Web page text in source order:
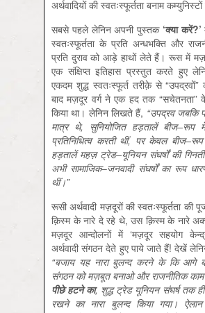
अर्थवादियों की स्वतःस्फूर्तता बनाम
सबसे पहले लेनिन अपनी पुस्तक ‘क्या करें?’
स्वतःस्फूर्तता के प्रति अन्धभक्ति और
प्रति दुराव को आड़े हाथों लेते हैं। रूस में
एक संक्षिप्त इतिहास प्रस्तुत करते हुए
एकदम शुद्ध स्वतःस्फूर्त तरीक़े से “उपद्रवों”
बाद मज़दूर वर्ग ने एक हद तक “सचेतनता”
किया था। लेनिन लिखते हैं, “उपद्रव जबकि
मात्र थे, सुनियोजित हड़तालें बीज–रूप में
प्रतिनिधित्व करती थीं, पर केवल बीज–रूप
हड़तालें महज़ ट्रेड–यूनियन संघर्षों की गिनती
अभी सामाजिक–जनवादी संघर्षों का रूप
थीं।”
रूसी अर्थवादी मज़दूरों की स्वतःस्फूर्तता की
क़िस्म के नारे दे रहे थे, उस क़िस्म के नारे
मज़दूर आन्दोलनों में ‘मज़दूर सहयोग
अर्थवादी संगठन देते हुए पाये जाते हैं! देखें
“बजाय यह नारा बुलन्द करने के कि आगे
संगठन को मज़बूत बनाओ और राजनीतिक काम
पीछे हटने का, शुद्ध ट्रेड यूनियन संघर्ष तक ही
रखने का नारा बुलन्द किया गया। ऐलान